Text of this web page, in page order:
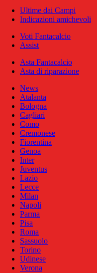
Ultime dai Campi
Indicazioni amichevoli
Voti Fantacalcio
Assist
Asta Fantacalcio
Asta di riparazione
News
Atalanta
Bologna
Cagliari
Como
Cremonese
Fiorentina
Genoa
Inter
Juventus
Lazio
Lecce
Milan
Napoli
Parma
Pisa
Roma
Sassuolo
Torino
Udinese
Verona